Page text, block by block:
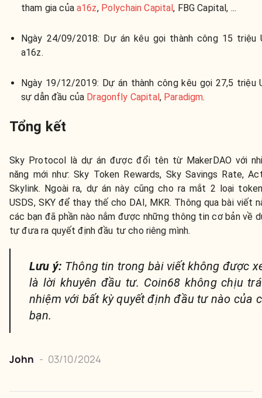
tham gia của a16z, Polychain Capital, FBG Capital, ...
Ngày 24/09/2018: Dự án kêu gọi thành công 15 triệu
a16z.
Ngày 19/12/2019: Dự án thành công kêu gọi 27,5 triệu
sự dẫn đầu của Dragonfly Capital, Paradigm.
Tổng kết
Sky Protocol là dự án được đổi tên từ MakerDAO với
năng mới như: Sky Token Rewards, Sky Savings Rate,
Skylink. Ngoài ra, dự án này cũng cho ra mắt 2 loại
USDS, SKY để thay thế cho DAI, MKR. Thông qua bài viết
các bạn đã phần nào nắm được những thông tin cơ bản về
tự đưa ra quyết định đầu tư cho riêng mình.
Lưu ý: Thông tin trong bài viết không được
là lời khuyên đầu tư. Coin68 không chịu
nhiệm với bất kỳ quyết định đầu tư nào của
bạn.
John - 03/10/2024